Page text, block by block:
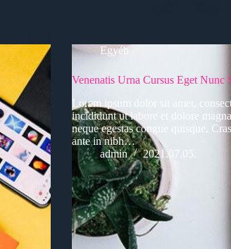
Egyéb
Venenatis Urna Cursus Eget Nunc
Lorem ipsum dolor sit amet,
incididunt ut labore et dolore
neque egestas congue quisque.
ante in nibh…
admin
2021.07.05.